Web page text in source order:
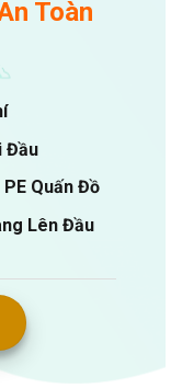
Toàn
Đầu
Quấn Đồ
Lên Đầu